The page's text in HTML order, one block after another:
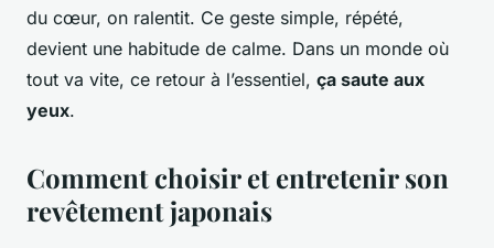
du cœur, on ralentit. Ce geste simple, répété,
devient une habitude de calme. Dans un monde où
tout va vite, ce retour à l’essentiel, ça saute aux
yeux.
Comment choisir et entretenir son
revêtement japonais